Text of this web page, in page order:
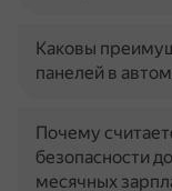
Каковы
панелей в
Почему
безопасности
месячных